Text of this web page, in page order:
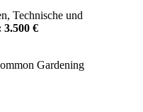
Technische und
3.500 €
Gardening